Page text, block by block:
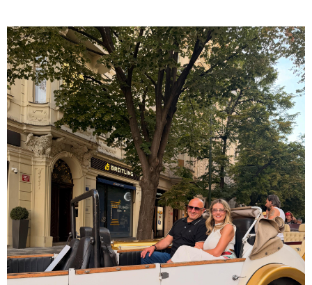
23:45 / 05-08-2026
ტრაგედია შოტლანდიაში - 35
წლის მამას 9 წლის
ქალიშვილის მკვლელობაში
ედება ბრალი
14:08 / 05-08-2026
ლაიფციგის აეროპორტში
უკრაინულ თვითმფრინავთან
ახლოს ასაფეთქებელი
მოწყობილობით აღჭურვილი
დრონი აღმოაჩინეს - რას წერს
მედია
13:22 / 05-08-2026
საფრანგეთის სოფელში ტყის
ხანძრის შემდეგ მეორე